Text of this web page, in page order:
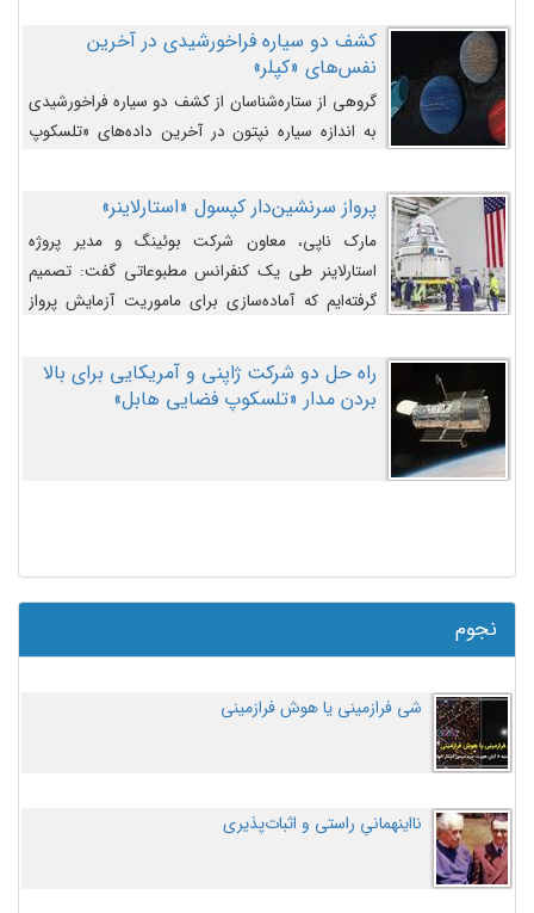
کشف دو سیاره فراخورشیدی در آخرین
نفس‌های «کپلر»
گروهی از ستاره‌شناسان از کشف دو سیاره فراخورشیدی
به اندازه سیاره نپتون در آخرین داده‌های «تلسکوپ
پرواز سرنشین‌دار کپسول «استارلاینر»
مارک ناپی، معاون شرکت بوئینگ و مدیر پروژه
استارلاینر طی یک کنفرانس مطبوعاتی گفت: تصمیم
گرفته‌ایم که آماده‌سازی برای ماموریت آزمایش پرواز
اصلاح کنیم.
راه حل دو شرکت ژاپنی و آمریکایی برای بالا
بردن مدار «تلسکوپ فضایی هابل»
نجوم
شی فرازمینی یا هوش فرازمینی
نااینهمانیِ راستی و اثبات‌پذیری